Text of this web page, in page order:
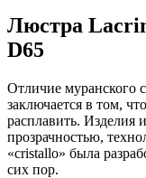
Люстра
D65
Отличие муранского
заключается в том,
расплавить. Изделия
прозрачностью,
«cristallo» была
сих пор.